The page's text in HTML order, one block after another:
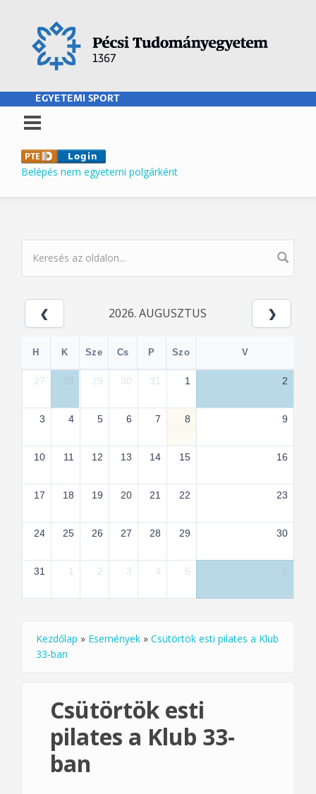
EGYETEMI SPORT
Belépés nem egyetemi polgárként
KERESÉS ŰRLAP
2026. AUGUSZTUS
H K Sze Cs P Szo V
27 29 30 31 1 2
3 4 5 6 7 8 9
10 11 12 13 14 15 16
17 18 19 20 21 22 23
24 25 26 27 28 29 30
31 1 2 3 4 5
Jelenlegi hely
Kezdőlap » Események » Csütörtök esti pilates a Klub
33-ban
Csütörtök esti
pilates a Klub 33-
ban